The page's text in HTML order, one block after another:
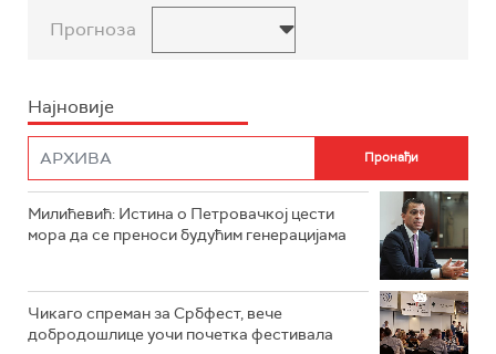
Прогноза
Најновије
Милићевић: Истина о Петровачкој цести
мора да се преноси будућим генерацијама
Чикаго спреман за Србфест, вече
добродошлице уочи почетка фестивала